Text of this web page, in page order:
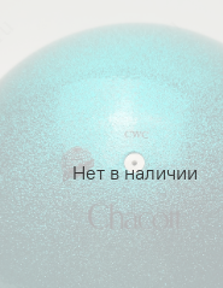
Нет в наличии